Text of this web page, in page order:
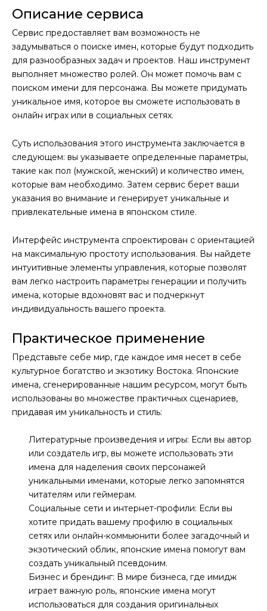
Описание сервиса
Сервис предоставляет вам возможность не
задумываться о поиске имен, которые будут подходить
для разнообразных задач и проектов. Наш инструмент
выполняет множество ролей. Он может помочь вам с
поиском имени для персонажа. Вы можете придумать
уникальное имя, которое вы сможете использовать в
онлайн играх или в социальных сетях.
Суть использования этого инструмента заключается в
следующем: вы указываете определенные параметры,
такие как пол (мужской, женский) и количество имен,
которые вам необходимо. Затем сервис берет ваши
указания во внимание и генерирует уникальные и
привлекательные имена в японском стиле.
Интерфейс инструмента спроектирован с ориентацией
на максимальную простоту использования. Вы найдете
интуитивные элементы управления, которые позволят
вам легко настроить параметры генерации и получить
имена, которые вдохновят вас и подчеркнут
индивидуальность вашего проекта.
Практическое применение
Представьте себе мир, где каждое имя несет в себе
культурное богатство и экзотику Востока. Японские
имена, сгенерированные нашим ресурсом, могут быть
использованы во множестве практичных сценариев,
придавая им уникальность и стиль:
Литературные произведения и игры: Если вы автор
или создатель игр, вы можете использовать эти
имена для наделения своих персонажей
уникальными именами, которые легко запомнятся
читателям или геймерам.
Социальные сети и интернет-профили: Если вы
хотите придать вашему профилю в социальных
сетях или онлайн-коммьюнити более загадочный и
экзотический облик, японские имена помогут вам
создать уникальный псевдоним.
Бизнес и брендинг: В мире бизнеса, где имидж
играет важную роль, японские имена могут
использоваться для создания оригинальных